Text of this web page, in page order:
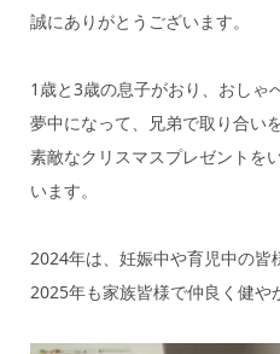
誠にありがとうございます。
1歳と3歳の息子がおり、おしゃ
夢中になって、兄弟で取り合い
素敵なクリスマスプレゼントを
います。
2024年は、妊娠中や育児中の皆
2025年も家族皆様で仲良く健や